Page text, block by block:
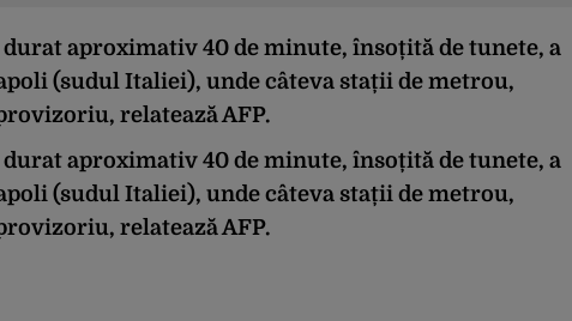
aproximativ 40 de minute, însoțită de tunete, a
(sudul Italiei), unde câteva stații de metrou,
relatează AFP.
aproximativ 40 de minute, însoțită de tunete, a
(sudul Italiei), unde câteva stații de metrou,
relatează AFP.